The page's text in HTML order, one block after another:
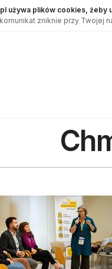
używa plików cookies, żeby
zniknie przy Twojej